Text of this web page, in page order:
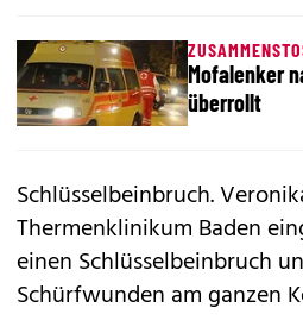
Mofalenker
überrollt
Schlüsselbeinbruch.
Thermenklinikum Baden
einen Schlüsselbeinbruch
Schürfwunden am ganzen